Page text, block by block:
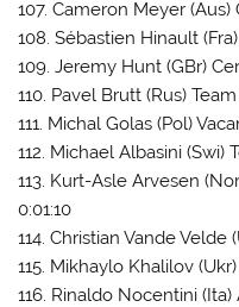
107. Cameron Meyer (Aus)
108. Sébastien Hinault
109. Jeremy Hunt (GBr)
110. Pavel Brutt (Rus)
111. Michal Golas (Pol)
112. Michael Albasini (Swi)
113. Kurt-Asle Arvesen
0:01:10
114. Christian Vande Velde
115. Mikhaylo Khalilov
116. Rinaldo Nocentini